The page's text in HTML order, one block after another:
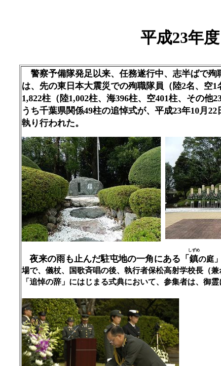
警察予備隊発足以来、任務遂行中、志半ばで殉
は、先の東日本大震災での殉職隊員（陸2名、空1
1,822柱（陸1,002柱、海396柱、空401柱、その他
うち千葉県関係49柱の追悼式が、平成23年10月22
執り行われた。
夜来の雨も止んだ駐屯地の一角にある「鎮
しずめ
の庭
場で、 儀杖、国歌斉唱の後、 執行者保松高射学校長（
「追悼の辞」にはじまる式典において、参集者は、御
平成23年